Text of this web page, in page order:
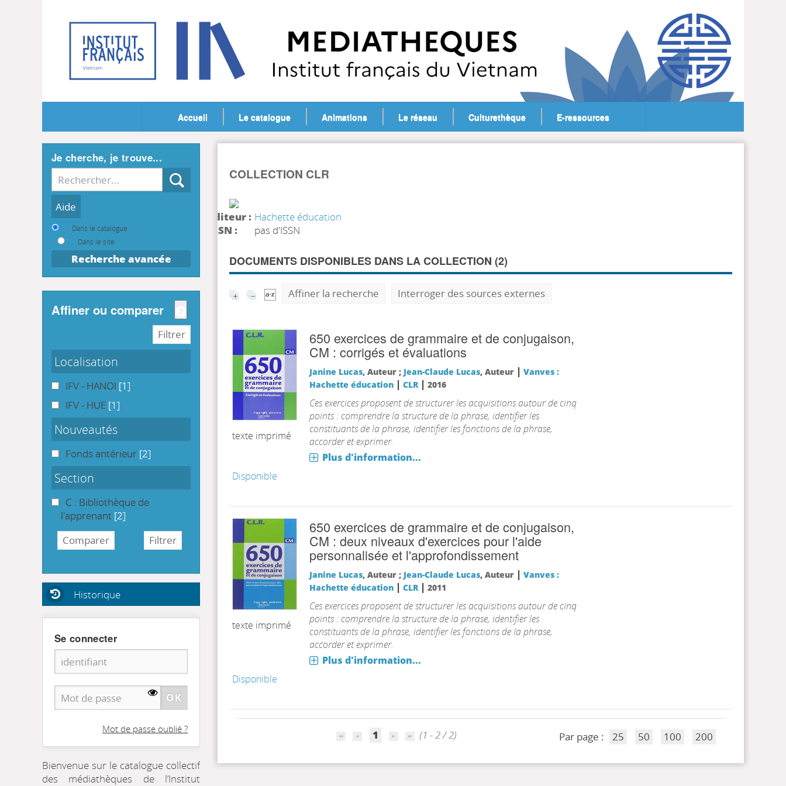
Accueil Le catalogue Animations Le réseau Culturethèque E-ressources
COLLECTION CLR
Editeur : Hachette éducation
ISSN :
pas d'ISSN
DOCUMENTS DISPONIBLES DANS LA COLLECTION (2)
Affiner la recherche Interroger des sources externes
texte imprimé
650 exercices de grammaire et de conjugaison,
CM : corrigés et évaluations
Janine Lucas, Auteur ; Jean-Claude Lucas, Auteur | Vanves :
Hachette éducation| CLR| 2016
Ces exercices proposent de structurer les acquisitions autour de cinq
points : comprendre la structure de la phrase, identifier les
constituants de la phrase, identifier les fonctions de la phrase,
accorder et exprimer.
Plus d'information...
Disponible
texte imprimé
650 exercices de grammaire et de conjugaison,
CM : deux niveaux d'exercices pour l'aide
personnalisée et l'approfondissement
Janine Lucas, Auteur ; Jean-Claude Lucas, Auteur | Vanves :
Hachette éducation| CLR| 2011
Ces exercices proposent de structurer les acquisitions autour de cinq
points : comprendre la structure de la phrase, identifier les
constituants de la phrase, identifier les fonctions de la phrase,
accorder et exprimer.
Plus d'information...
Disponible
1 (1 - 2 / 2) Par page : 25 50 100 200
Je cherche, je trouve...
Recherche
Dans le catalogue
Dans le site
Recherche avancée
affiner ou comparer
Localisation
IFV - HANOI [1]
IFV - HUE [1]
Nouveautés
Fonds antérieur [2]
Section
C : Bibliothèque de
l'apprenant [2]
Historique
Se connecter
Mot de passe oublié ?
Bienvenue sur le catalogue collectif
des médiathèques de l’Institut